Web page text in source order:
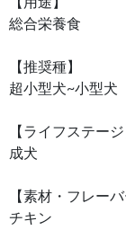
総合栄養食
【推奨種】
超小型犬~小型犬
【ライフステージ
成犬
【素材・フレーバ
チキン